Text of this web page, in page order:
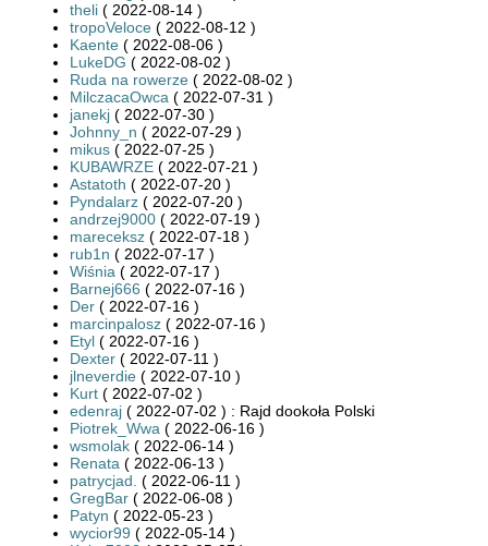
theli ( 2022-08-14 )
tropoVeloce ( 2022-08-12 )
Kaente ( 2022-08-06 )
LukeDG ( 2022-08-02 )
Ruda na rowerze ( 2022-08-02 )
MilczacaOwca ( 2022-07-31 )
janekj ( 2022-07-30 )
Johnny_n ( 2022-07-29 )
mikus ( 2022-07-25 )
KUBAWRZE ( 2022-07-21 )
Astatoth ( 2022-07-20 )
Pyndalarz ( 2022-07-20 )
andrzej9000 ( 2022-07-19 )
mareceksz ( 2022-07-18 )
rub1n ( 2022-07-17 )
Wiśnia ( 2022-07-17 )
Barnej666 ( 2022-07-16 )
Der ( 2022-07-16 )
marcinpalosz ( 2022-07-16 )
Etyl ( 2022-07-16 )
Dexter ( 2022-07-11 )
jlneverdie ( 2022-07-10 )
Kurt ( 2022-07-02 )
edenraj ( 2022-07-02 ) : Rajd dookoła Polski
Piotrek_Wwa ( 2022-06-16 )
wsmolak ( 2022-06-14 )
Renata ( 2022-06-13 )
patrycjad. ( 2022-06-11 )
GregBar ( 2022-06-08 )
Patyn ( 2022-05-23 )
wycior99 ( 2022-05-14 )